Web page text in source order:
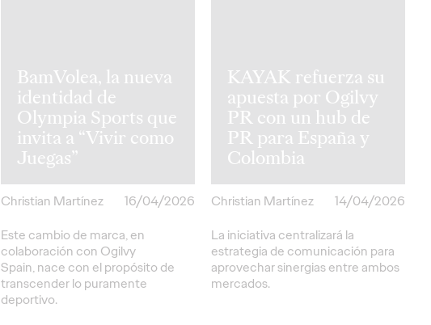
BamVolea, la nueva
identidad de
Olympia Sports que
invita a “Vivir como
Juegas”
Christian Martínez
16/04/2026
Este cambio de marca, en
colaboración con Ogilvy
Spain, nace con el propósito de
transcender lo puramente
deportivo.
KAYAK refuerza su
apuesta por Ogilvy
PR con un hub de
PR para España y
Colombia
Christian Martínez
14/04/2026
La iniciativa centralizará la
estrategia de comunicación para
aprovechar sinergias entre ambos
mercados.